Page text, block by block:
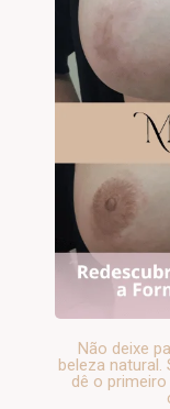
Não deixe
beleza natural.
dê o